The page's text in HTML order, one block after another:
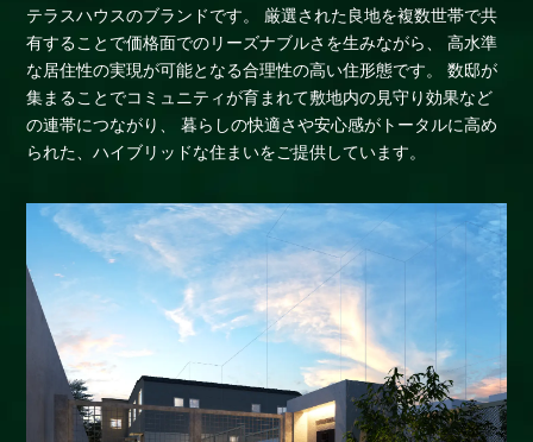
テラスハウスのブランドです。
厳選された良地を複数世帯で共
有することで価格面でのリーズナブルさを生みながら、
高水準
な居住性の実現が可能となる合理性の高い住形態です。
数邸が
集まることでコミュニティが育まれて敷地内の見守り効果など
の連帯につながり、
暮らしの快適さや安心感がトータルに高め
られた、ハイブリッドな住まいをご提供しています。